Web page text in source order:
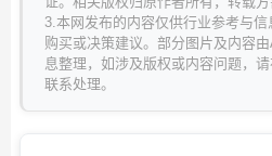
3.本网发布的内容仅供行业参考与信
购买或决策建议。部分图片及内容
息整理，如涉及版权或内容问题，
联系处理。